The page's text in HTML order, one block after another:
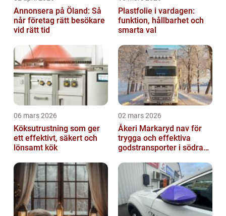
Annonsera på Öland: Så
når företag rätt besökare
vid rätt tid
Plastfolie i vardagen:
funktion, hållbarhet och
smarta val
06 mars 2026
Köksutrustning som ger
ett effektivt, säkert och
lönsamt kök
02 mars 2026
Åkeri Markaryd nav för
trygga och effektiva
godstransporter i södra